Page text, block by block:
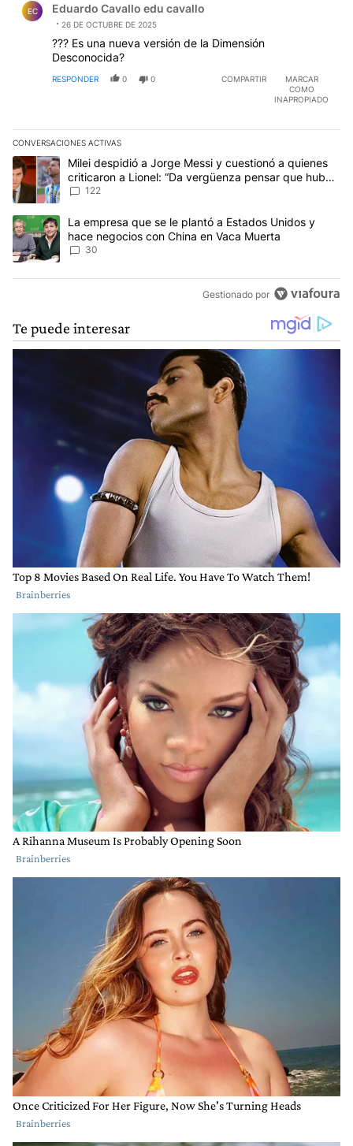
EC Eduardo Cavallo edu cavallo
26 DE OCTUBRE DE 2025
??? Es una nueva versión de la Dimensión
Desconocida?
RESPONDER 0 0 COMPARTIR
MARCAR
COMO
INAPROPIADO
CONVERSACIONES ACTIVAS
Este listado muestra los artículos con más comentarios en los
Un artículo de tendencia con el título "Milei despidió a Jorge
Milei despidió a Jorge Messi y cuestionó a quienes
criticaron a Lionel: “Da vergüenza pensar que hubo
anti-Messi”
122
Un artículo de tendencia con el título "La empresa que se le
La empresa que se le plantó a Estados Unidos y
hace negocios con China en Vaca Muerta
30
Gestionado por